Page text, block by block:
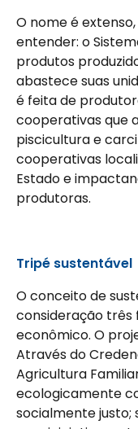
O nome é
entender: o
produtos
abastece suas
é feita de
cooperativas que
piscicultura e
cooperativas
Estado e
produtoras.
Tripé sustentável
O conceito de
consideração três
econômico. O
Através do
Agricultura
ecologicamente
socialmente justo;